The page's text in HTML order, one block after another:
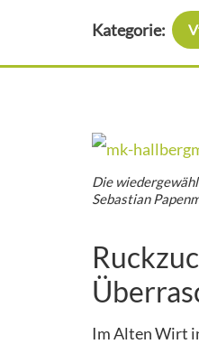
Kategorie:
Die
Sebastian
Im Alten Wirt